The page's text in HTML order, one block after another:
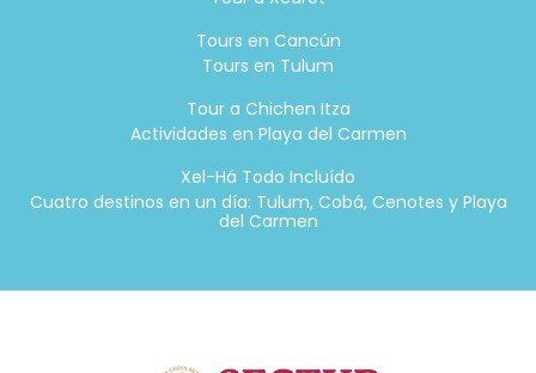
Tours en Cancún
Tours en Tulum
Tour a Chichen Itza
Actividades en Playa del Carmen
Xel-Há Todo Incluído
Cuatro destinos en un día: Tulum, Cobá, Cenotes y Playa
del Carmen